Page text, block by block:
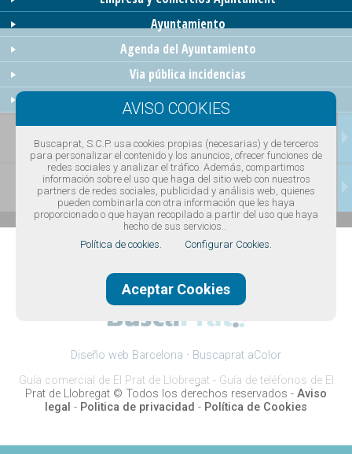
Ayuntamiento
Agenda del Ayuntamiento
Via pública incidencias
El Prat Digital
TRANSPORTES
CONTACTAR
Diseño web Barcelona · Buscaprat aColor
Guía comercial de El Prat de Llobregat - Guía de teléfonos de El
Prat de Llobregat © Todos los derechos reservados - Aviso
legal - Politica de privacidad - Política de Cookies
Buscaprat, S.C.P. usa cookies propias (necesarias) y de terceros
para personalizar el contenido y los anuncios, ofrecer funciones de
redes sociales y analizar el tráfico. Además, compartimos
información sobre el uso que haga del sitio web con nuestros
partners de redes sociales, publicidad y análisis web, quienes
pueden combinarla con otra información que les haya
proporcionado o que hayan recopilado a partir del uso que haya
hecho de sus servicios..
Política de cookies.
Configurar Cookies.
Aceptar Cookies